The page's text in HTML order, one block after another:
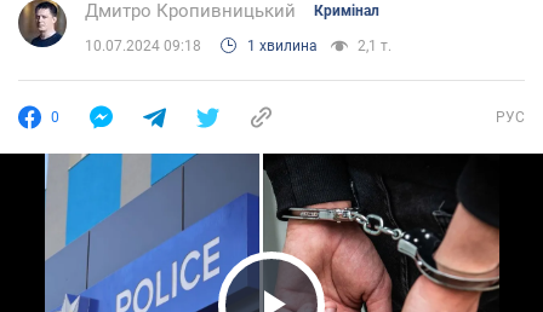
Дмитро Кропивницький Кримінал
10.07.2024 09:18 1 хвилина 2,1 т.
0 РУС